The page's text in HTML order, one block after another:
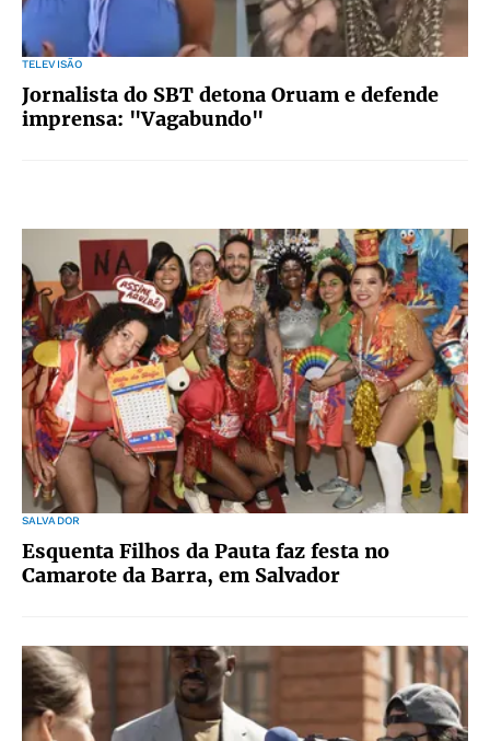
TELEVISÃO
Jornalista do SBT detona Oruam e defende
imprensa: "Vagabundo"
SALVADOR
Esquenta Filhos da Pauta faz festa no
Camarote da Barra, em Salvador